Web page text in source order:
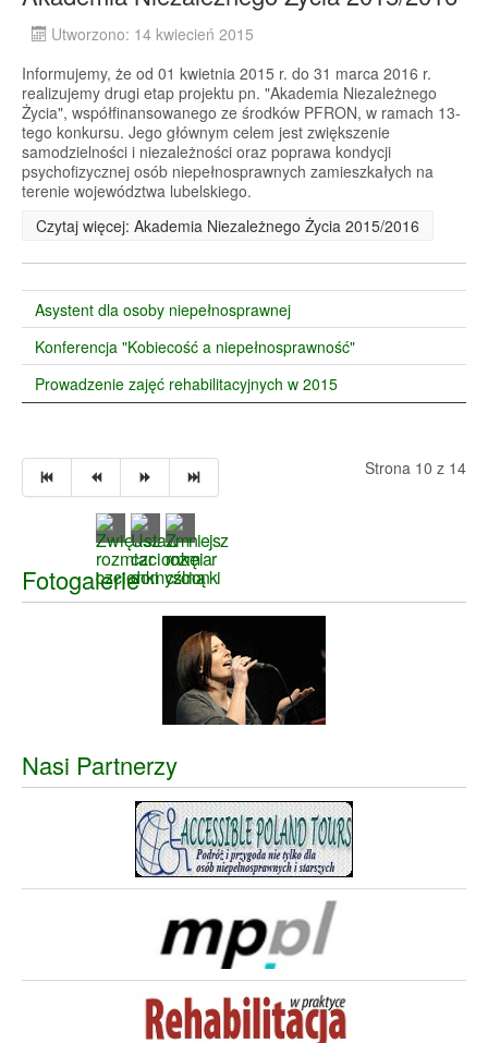
Utworzono: 14 kwiecień 2015
Informujemy, że od 01 kwietnia 2015 r. do 31 marca 2016 r.
realizujemy drugi etap projektu pn. "Akademia Niezależnego
Życia", współfinansowanego ze środków PFRON, w ramach 13-
tego konkursu. Jego głównym celem jest zwiększenie
samodzielności i niezależności oraz poprawa kondycji
psychofizycznej osób niepełnosprawnych zamieszkałych na
terenie województwa lubelskiego.
Czytaj więcej: Akademia Niezależnego Życia 2015/2016
Asystent dla osoby niepełnosprawnej
Konferencja "Kobiecość a niepełnosprawność"
Prowadzenie zajęć rehabilitacyjnych w 2015
Strona 10 z 14
Fotogalerie
Nasi Partnerzy